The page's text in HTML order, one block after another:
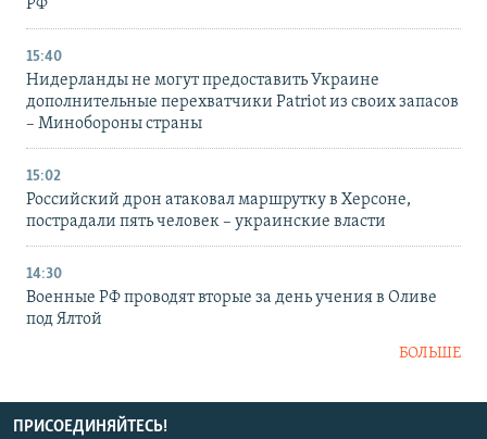
РФ
15:40
Нидерланды не могут предоставить Украине
дополнительные перехватчики Patriot из своих запасов
– Минобороны страны
15:02
Российский дрон атаковал маршрутку в Херсоне,
пострадали пять человек – украинские власти
14:30
Военные РФ проводят вторые за день учения в Оливе
под Ялтой
БОЛЬШЕ
ПРИСОЕДИНЯЙТЕСЬ!